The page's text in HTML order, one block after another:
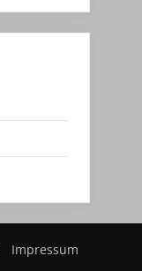
Impressum